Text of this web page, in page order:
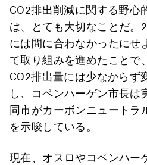
CO2排出削減に関する野心
は、とても大切なことだ。
には間に合わなかったにせ
て取り組みを進めたことで
CO2排出量には少なからず
し、コペンハーゲン市長
同市がカーボンニュートラ
を示唆している。
現在、オスロやコペンハー